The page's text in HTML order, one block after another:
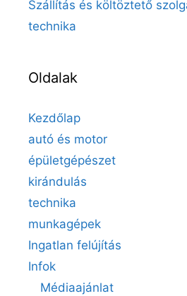
Szállítás és költöztető
technika
Oldalak
Kezdőlap
autó és motor
épületgépészet
kirándulás
technika
munkagépek
Ingatlan felújítás
Infok
Médiaajánlat